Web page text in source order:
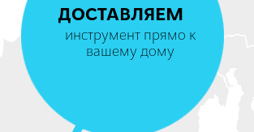
ДОСТАВЛЯЕМ
инструмент прямо к
вашему дому